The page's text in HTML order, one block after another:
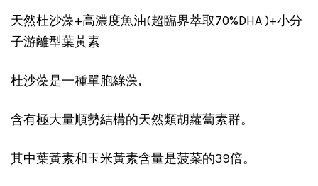
天然杜沙藻+高濃度魚油(超臨界萃取70%DHA)+小分
子游離型葉黃素
杜沙藻是一種單胞綠藻,
含有極大量順勢結構的天然類胡蘿蔔素群。
其中葉黃素和玉米黃素含量是菠菜的39倍。